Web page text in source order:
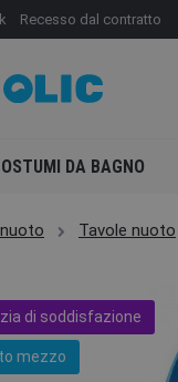
Recesso dal contratto
DA BAGNO
Tavole nuoto
di soddisfazione
mezzo